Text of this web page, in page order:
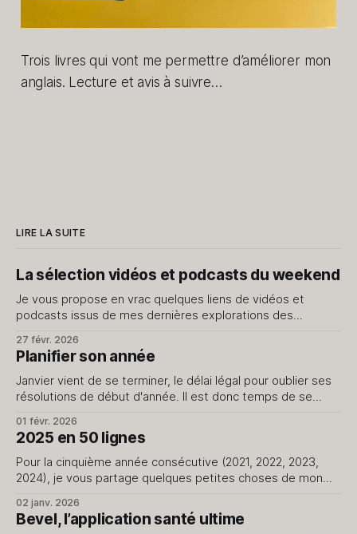
Trois livres qui vont me permettre d’améliorer mon
anglais. Lecture et avis à suivre…
LIRE LA SUITE
La sélection vidéos et podcasts du weekend
Je vous propose en vrac quelques liens de vidéos et
podcasts issus de mes dernières explorations des
J'avais fait cet exercice il y a quelque temps, dites-moi si
27 févr. 2026
Planifier son année
Janvier vient de se terminer, le délai légal pour oublier ses
résolutions de début d'année. Il est donc temps de se
jour de l'an qui ne passent pas le cap du 15. Le début d'
01 févr. 2026
2025 en 50 lignes
Pour la cinquième année consécutive (2021, 2022, 2023,
2024), je vous partage quelques petites choses de mon
contenus pour le blog et le podcast. 2. J'avais prévu
2500km à vélo cette année, je n&
02 janv. 2026
Bevel, l’application santé ultime